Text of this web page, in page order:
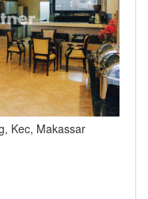
Kec, Makassar